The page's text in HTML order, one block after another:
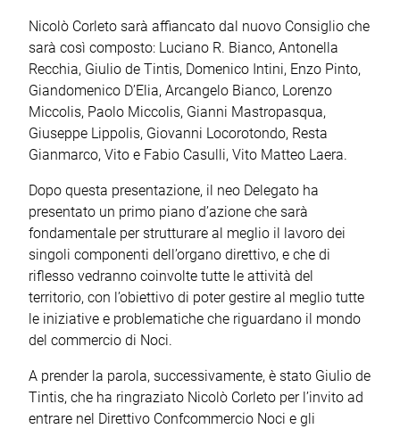
Nicolò Corleto sarà affiancato dal nuovo Consiglio che
sarà così composto: Luciano R. Bianco, Antonella
Recchia, Giulio de Tintis, Domenico Intini, Enzo Pinto,
Giandomenico D’Elia, Arcangelo Bianco, Lorenzo
Miccolis, Paolo Miccolis, Gianni Mastropasqua,
Giuseppe Lippolis, Giovanni Locorotondo, Resta
Gianmarco, Vito e Fabio Casulli, Vito Matteo Laera.
Dopo questa presentazione, il neo Delegato ha
presentato un primo piano d’azione che sarà
fondamentale per strutturare al meglio il lavoro dei
singoli componenti dell’organo direttivo, e che di
riflesso vedranno coinvolte tutte le attività del
territorio, con l’obiettivo di poter gestire al meglio tutte
le iniziative e problematiche che riguardano il mondo
del commercio di Noci.
A prender la parola, successivamente, è stato Giulio de
Tintis, che ha ringraziato Nicolò Corleto per l’invito ad
entrare nel Direttivo Confcommercio Noci e gli